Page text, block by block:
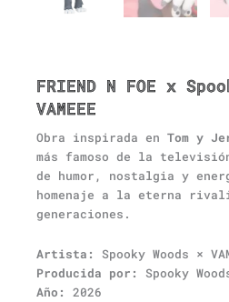
FRIEND N FOE x
VAMEEE
Obra inspirada en Tom y
más famoso de la
de humor, nostalgia y
homenaje a la eterna
generaciones.
Artista:
Spooky Woods ×
Producida por:
Spooky
Año:
2026